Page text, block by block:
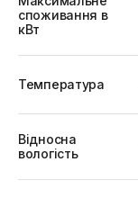
споживання в
кВт
Температура
Відносна
вологість